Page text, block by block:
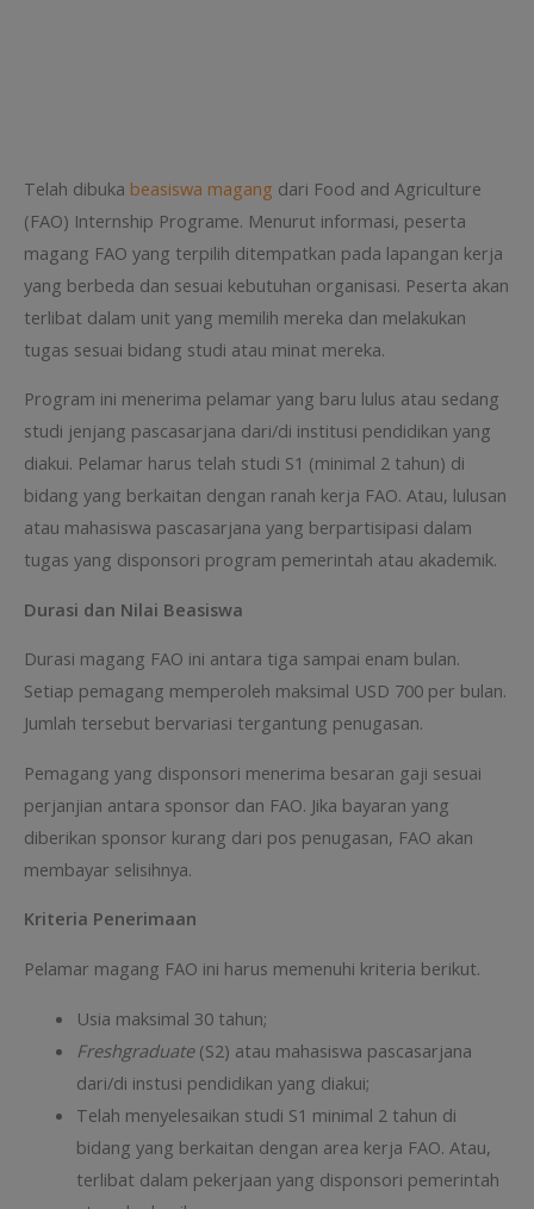
Telah dibuka beasiswa magang dari Food and Agriculture
(FAO) Internship Programe. Menurut informasi, peserta
magang FAO yang terpilih ditempatkan pada lapangan kerja
yang berbeda dan sesuai kebutuhan organisasi. Peserta akan
terlibat dalam unit yang memilih mereka dan melakukan
tugas sesuai bidang studi atau minat mereka.
Program ini menerima pelamar yang baru lulus atau sedang
studi jenjang pascasarjana dari/di institusi pendidikan yang
diakui. Pelamar harus telah studi S1 (minimal 2 tahun) di
bidang yang berkaitan dengan ranah kerja FAO. Atau, lulusan
atau mahasiswa pascasarjana yang berpartisipasi dalam
tugas yang disponsori program pemerintah atau akademik.
Durasi dan Nilai Beasiswa
Durasi magang FAO ini antara tiga sampai enam bulan.
Setiap pemagang memperoleh maksimal USD 700 per bulan.
Jumlah tersebut bervariasi tergantung penugasan.
Pemagang yang disponsori menerima besaran gaji sesuai
perjanjian antara sponsor dan FAO. Jika bayaran yang
diberikan sponsor kurang dari pos penugasan, FAO akan
membayar selisihnya.
Kriteria Penerimaan
Pelamar magang FAO ini harus memenuhi kriteria berikut.
Usia maksimal 30 tahun;
Freshgraduate (S2) atau mahasiswa pascasarjana
dari/di instusi pendidikan yang diakui;
Telah menyelesaikan studi S1 minimal 2 tahun di
bidang yang berkaitan dengan area kerja FAO. Atau,
terlibat dalam pekerjaan yang disponsori pemerintah